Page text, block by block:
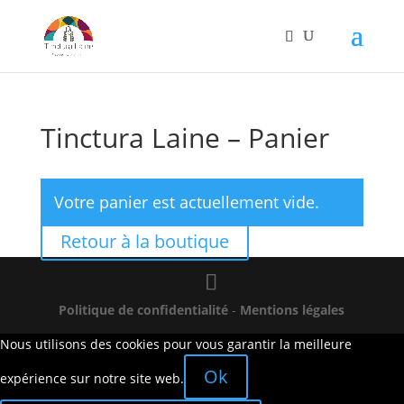
Tinctura Laine – Panier
Votre panier est actuellement vide.
Retour à la boutique
Politique de confidentialité - Mentions légales
Nous utilisons des cookies pour vous garantir la meilleure
expérience sur notre site web.
Ok